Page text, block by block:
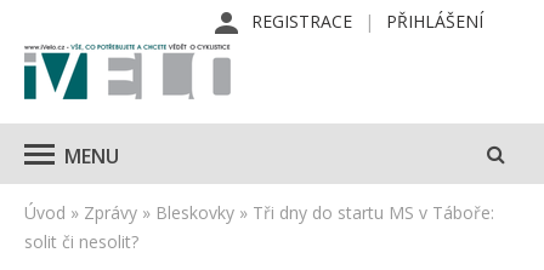
REGISTRACE PŘIHLÁŠENÍ
MENU
Úvod » Zprávy » Bleskovky » Tři dny do startu MS v Táboře:
solit či nesolit?